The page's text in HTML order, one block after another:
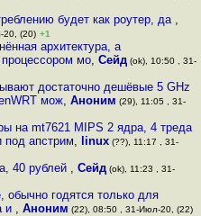
будет как роутер, да ,
20, (20) +1
архитектура, а
мо, Сейд(ok), 10:50 , 31-
достаточно дешёвые 5 GHz
мож,Аноним (29), 11:05 , 31-
на mt7621 MIPS 2 ядра, 4 треда
под апстрим, linux(??), 11:17 , 31-
40 рублей , Сейд(ok), 11:23 , 31-
обычно годятся только для
и , Аноним (22), 08:50 , 31-Июл-20, (22)